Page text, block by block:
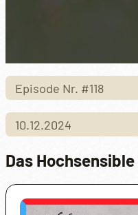
Episode Nr. #118
10.12.2024
Das